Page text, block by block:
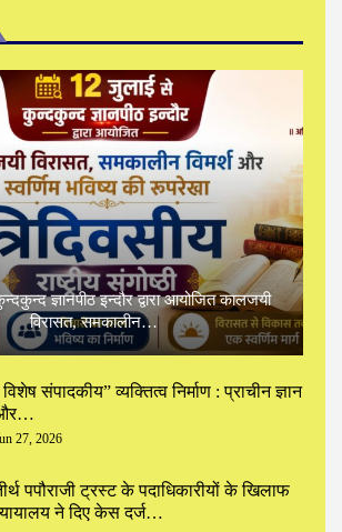
ज्ञानपीठ इन्दौर द्वारा आयोजित कालजयी
विरासत, समकालीन…
विशेष संपादकीय” ‌व्यक्तित्व निर्माण : प्राचीन ज्ञान
27, 2026
पपौराजी ट्रस्ट के पदाधिकारीयों के खिलाफ
ने दिए केस दर्ज…